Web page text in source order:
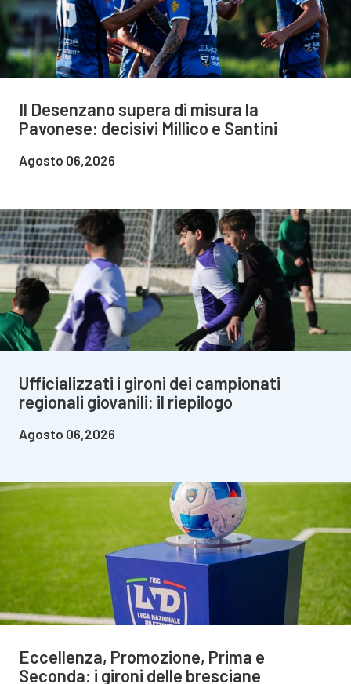
Il Desenzano supera di misura la
Pavonese: decisivi Millico e Santini
Agosto 06,2026
Ufficializzati i gironi dei campionati
regionali giovanili: il riepilogo
Agosto 06,2026
Eccellenza, Promozione, Prima e
Seconda: i gironi delle bresciane